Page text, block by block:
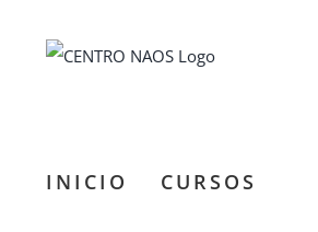
INICIO CURSOS